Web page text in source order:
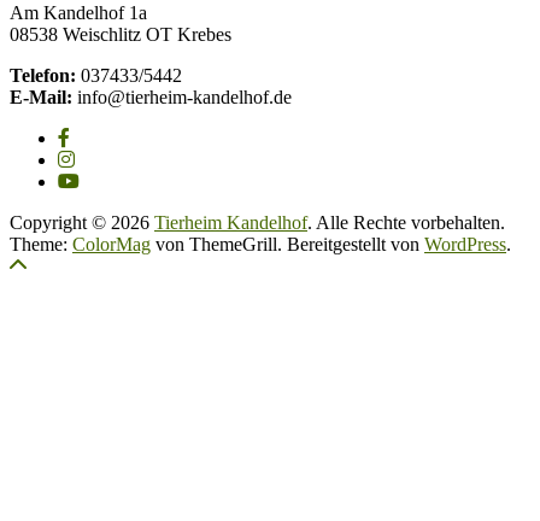
Am Kandelhof 1a
08538 Weischlitz OT Krebes
Telefon: 037433/5442
E-Mail: info@tierheim-kandelhof.de
Copyright © 2026 Tierheim Kandelhof. Alle Rechte vorbehalten.
Theme: ColorMag von ThemeGrill. Bereitgestellt von WordPress.